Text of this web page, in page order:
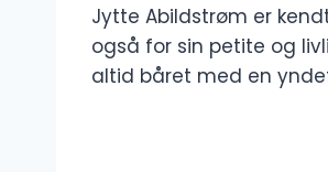
Jytte Abildstrøm er
også for sin petite og
altid båret med en